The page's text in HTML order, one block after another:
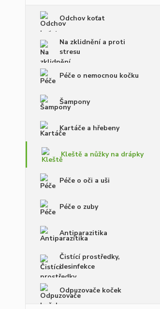
Odchov koťat
Na zklidnění a proti
stresu
Péče o nemocnou kočku
Šampony
Kartáče a hřebeny
Kleště a nůžky na drápky
Péče o oči a uši
Péče o zuby
Antiparazitika
Čistící prostředky,
desinfekce
Odpuzovače koček